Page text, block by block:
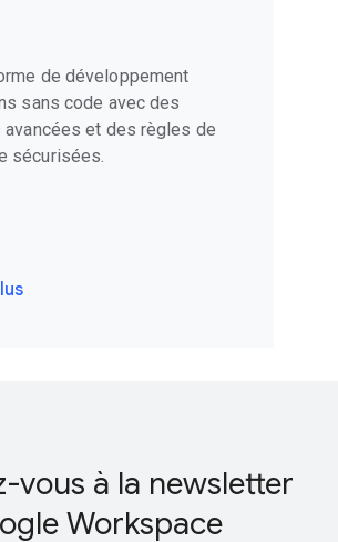
de développement
sans code avec des
avancées et des règles de
sécurisées.
vous à la newsletter
Workspace